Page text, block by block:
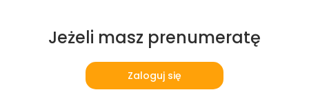
Jeżeli masz prenumeratę
Zaloguj się